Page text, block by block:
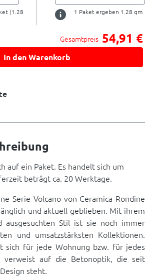
(1.28
1 Paket ergeben 1.28 qm
Gesamtpreis 54,91 €
In den Warenkorb
auf ein Paket. Es handelt sich um
beträgt ca. 20 Werktage.
Serie Volcano von Ceramica Rondine
und aktuell geblieben. Mit ihrem
ausgesuchten Stil ist sie noch immer
und umsatzstärksten Kollektionen.
sich für jede Wohnung bzw. für jedes
verweist auf die Betonoptik, die seit
steht.